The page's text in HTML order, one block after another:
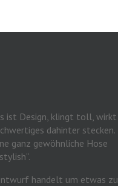
ist Design, klingt toll, wirkt
dahinter stecken.
ganz gewöhnliche Hose
handelt um etwas zu